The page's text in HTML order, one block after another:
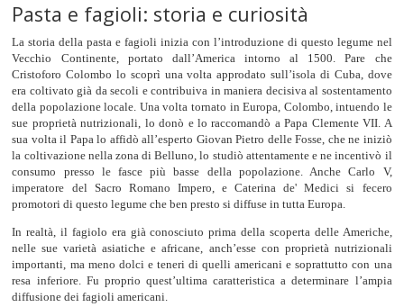
TROVAIL TUO VINO
Pasta e fagioli: storia e curiosità
La storia della pasta e fagioli inizia con l’introduzione di questo legume nel
Vecchio Continente, portato dall’America intorno al 1500. Pare che
Cristoforo Colombo lo scoprì una volta approdato sull’isola di Cuba, dove
era coltivato già da secoli e contribuiva in maniera decisiva al sostentamento
della popolazione locale. Una volta tornato in Europa, Colombo, intuendo le
sue proprietà nutrizionali, lo donò e lo raccomandò a Papa Clemente VII. A
sua volta il Papa lo affidò all’esperto Giovan Pietro delle Fosse, che ne iniziò
la coltivazione nella zona di Belluno, lo studiò attentamente e ne incentivò il
consumo presso le fasce più basse della popolazione. Anche Carlo V,
imperatore del Sacro Romano Impero, e Caterina de' Medici si fecero
promotori di questo legume che ben presto si diffuse in tutta Europa.
In realtà, il fagiolo era già conosciuto prima della scoperta delle Americhe,
nelle sue varietà asiatiche e africane, anch’esse con proprietà nutrizionali
importanti, ma meno dolci e teneri di quelli americani e soprattutto con una
resa inferiore. Fu proprio quest’ultima caratteristica a determinare l’ampia
diffusione dei fagioli americani.